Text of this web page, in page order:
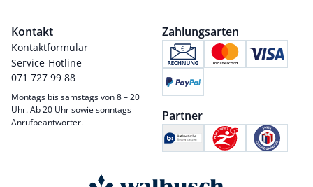
Kontakt
Kontaktformular
Service-Hotline
071 727 99 88
Montags bis samstags von 8 – 20
Uhr. Ab 20 Uhr sowie sonntags
Anrufbeantworter.
Zahlungsarten
Partner